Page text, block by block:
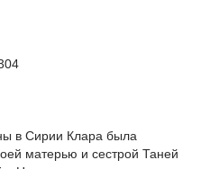
в Сирии Клара была
матерью и сестрой Таней